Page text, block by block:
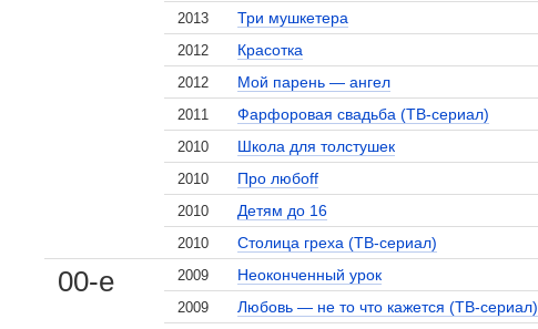
2013
Три мушкетера
2012
Красотка
2012 Мой парень — ангел
2011
Фарфоровая свадьба (ТВ-сериал)
2010
Школа для толстушек
2010
Про любоff
2010
Детям до 16
2010
Столица греха (ТВ-сериал)
00-е 2009 Неоконченный урок
2009
Любовь — не то что кажется (ТВ-сериал)
, поделитесь своим мнением